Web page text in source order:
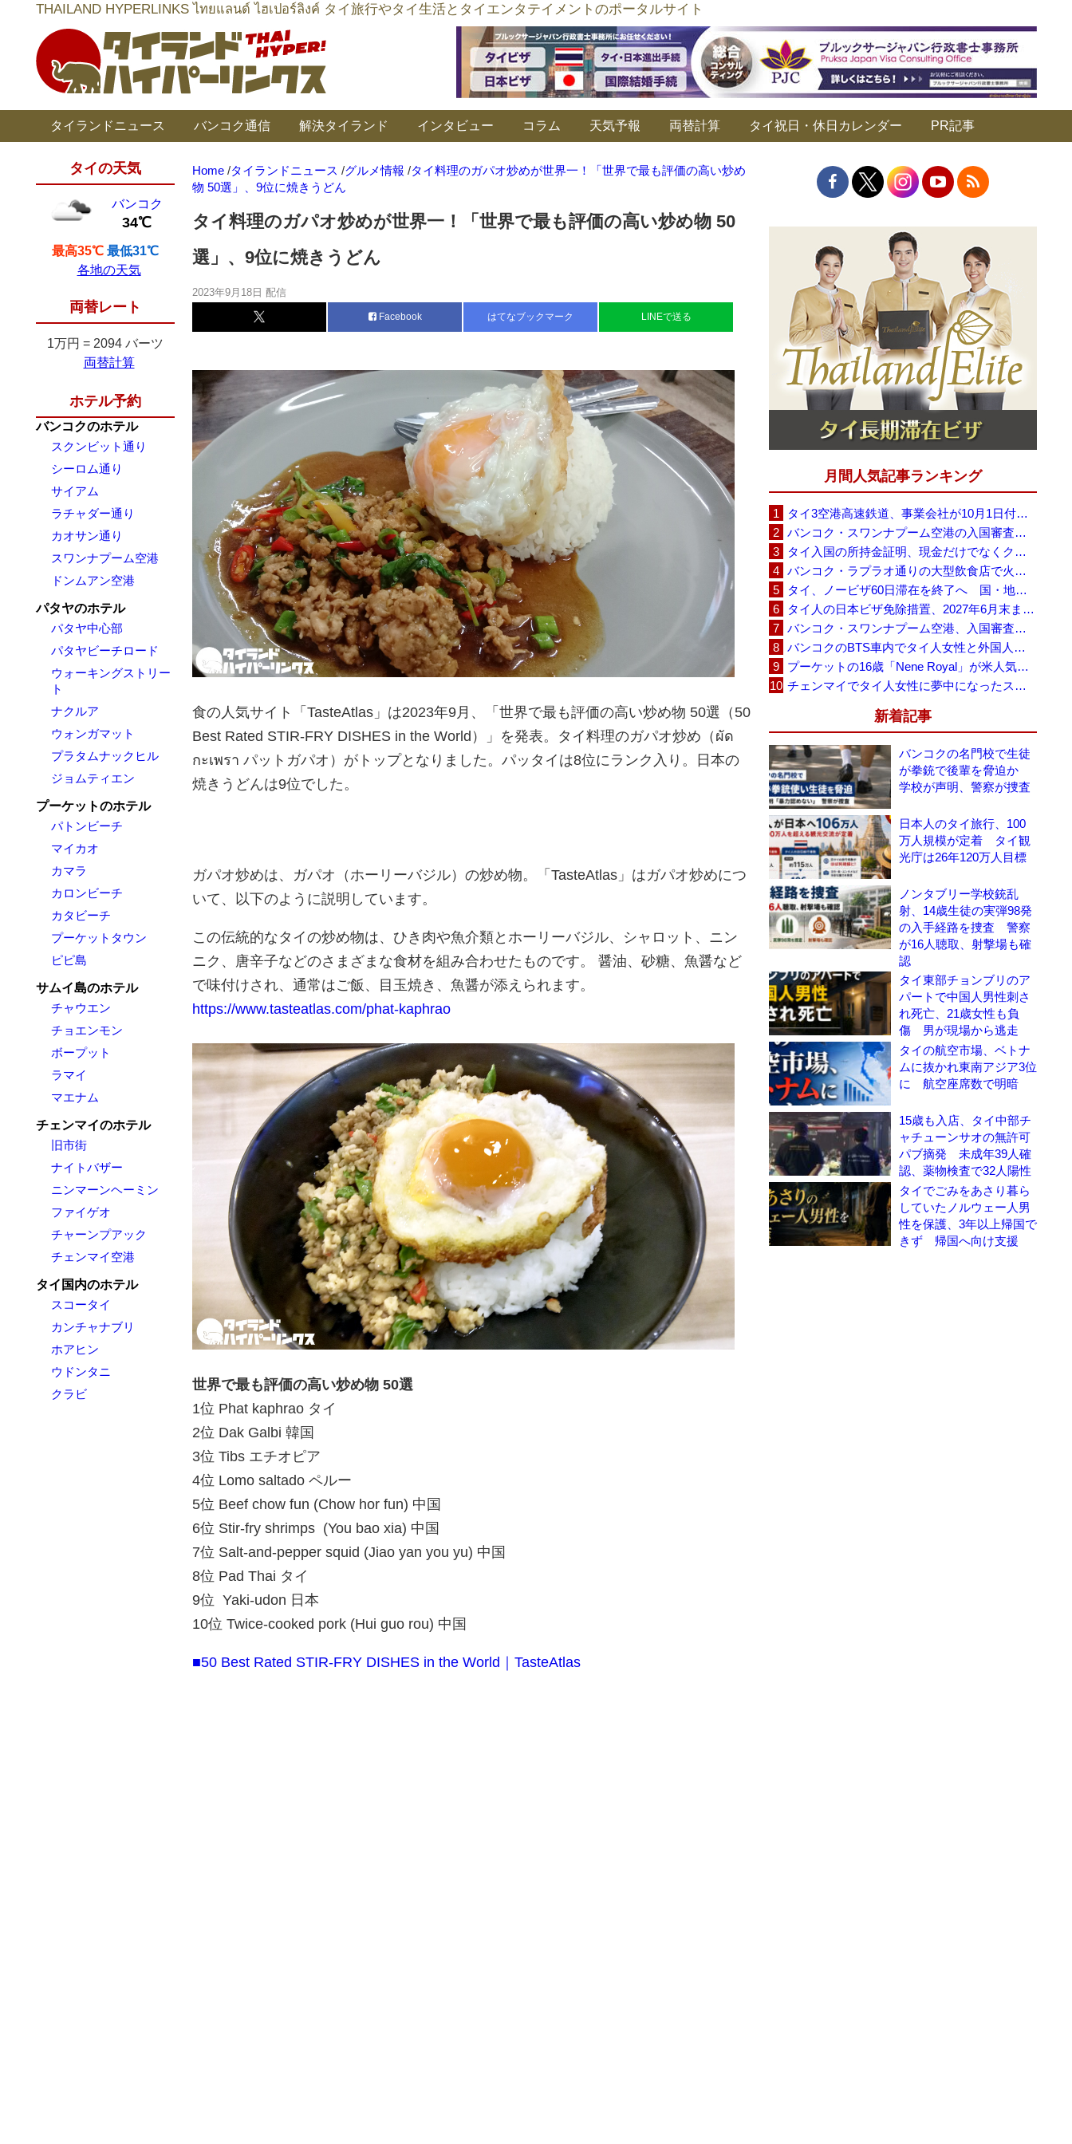
THAILAND HYPERLINKS ไทยแลนด์ ไฮเปอร์ลิงค์ タイ旅行やタイ生活とタイエンタテイメントのポータルサイト
タイランドニュース バンコク通信 解決タイランド インタビュー コラム 天気予報 両替計算 タイ祝日・休日カレンダー PR記事
タイの天気
バンコク
34℃
最高35℃ 最低31℃
各地の天気
両替レート
1万円 = 2094 バーツ
両替計算
ホテル予約
バンコクのホテル
スクンビット通り
シーロム通り
サイアム
ラチャダー通り
カオサン通り
スワンナプーム空港
ドンムアン空港
パタヤのホテル
パタヤ中心部
パタヤビーチロード
ウォーキングストリー
ト
ナクルア
ウォンガマット
プラタムナックヒル
ジョムティエン
プーケットのホテル
パトンビーチ
マイカオ
カマラ
カロンビーチ
カタビーチ
プーケットタウン
ピピ島
サムイ島のホテル
チャウエン
チョエンモン
ボープット
ラマイ
マエナム
チェンマイのホテル
旧市街
ナイトバザー
ニンマーンヘーミン
ファイゲオ
チャーンプアック
チェンマイ空港
タイ国内のホテル
スコータイ
カンチャナブリ
ホアヒン
ウドンタニ
クラビ
Home /タイランドニュース /グルメ情報 /タイ料理のガパオ炒めが世界一！「世界で最も評価の高い炒め
物 50選」、9位に焼きうどん
タイ料理のガパオ炒めが世界一！「世界で最も評価の高い炒め物 50
選」、9位に焼きうどん
2023年9月18日 配信
Facebook はてなブックマーク LINEで送る
食の人気サイト「TasteAtlas」は2023年9月、「世界で最も評価の高い炒め物 50選（50
Best Rated STIR-FRY DISHES in the World）」を発表。タイ料理のガパオ炒め（ผัด
กะเพรา パットガパオ）がトップとなりました。パッタイは8位にランク入り。日本の
焼きうどんは9位でした。
ガパオ炒めは、ガパオ（ホーリーバジル）の炒め物。「TasteAtlas」はガパオ炒めにつ
いて、以下のように説明しています。
この伝統的なタイの炒め物は、ひき肉や魚介類とホーリーバジル、シャロット、ニン
ニク、唐辛子などのさまざまな食材を組み合わせたものです。 醤油、砂糖、魚醤など
で味付けされ、通常はご飯、目玉焼き、魚醤が添えられます。
https://www.tasteatlas.com/phat-kaphrao
世界で最も評価の高い炒め物 50選
1位 Phat kaphrao タイ
2位 Dak Galbi 韓国
3位 Tibs エチオピア
4位 Lomo saltado ペルー
5位 Beef chow fun (Chow hor fun) 中国
6位 Stir-fry shrimps (You bao xia) 中国
7位 Salt-and-pepper squid (Jiao yan you yu) 中国
8位 Pad Thai タイ
9位 Yaki-udon 日本
10位 Twice-cooked pork (Hui guo rou) 中国
■50 Best Rated STIR-FRY DISHES in the World｜TasteAtlas
月間人気記事ランキング
タイ3空港高速鉄道、事業会社が10月1日付の契約終了を通知 「現時点での撤退決定ではない」
バンコク・スワンナプーム空港の入国審査に長蛇の列、SNSで「3～4時間待ち」との投稿が拡散
タイ入国の所持金証明、現金だけでなくクレジットカードや銀行明細も提示可能
バンコク・ラプラオ通りの大型飲食店で火災、27人死亡・多数負傷
タイ、ノービザ60日滞在を終了へ 国・地域別に30日・15日へ再編
タイ人の日本ビザ免除措置、2027年6月末まで延長 不安広がる中でひとまず安堵
バンコク・スワンナプーム空港、入国審査で2～3時間待ちの時間帯も 審査厳格化と人員不足が影響か
バンコクのBTS車内でタイ人女性と外国人学生グループが口論、騒音めぐる動画が拡散
プーケットの16歳「Nene Royal」が米人気番組で圧巻の演奏、審査員4人全員が「Yes」
チェンマイでタイ人女性に夢中になったスウェーデン人男性、全財産を失い捨てられる
新着記事
バンコクの名門校で生徒
が拳銃で後輩を脅迫か
学校が声明、警察が捜査
日本人のタイ旅行、100
万人規模が定着 タイ観
光庁は26年120万人目標
ノンタブリー学校銃乱
射、14歳生徒の実弾98発
の入手経路を捜査 警察
が16人聴取、射撃場も確
認
タイ東部チョンブリのア
パートで中国人男性刺さ
れ死亡、21歳女性も負
傷 男が現場から逃走
タイの航空市場、ベトナ
ムに抜かれ東南アジア3位
に 航空座席数で明暗
15歳も入店、タイ中部チ
ャチューンサオの無許可
パブ摘発 未成年39人確
認、薬物検査で32人陽性
タイでごみをあさり暮ら
していたノルウェー人男
性を保護、3年以上帰国で
きず 帰国へ向け支援